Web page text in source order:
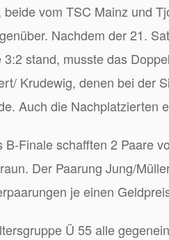
vom TSC Mainz und
Nachdem der 21.
stand, musste das
Krudewig, denen bei der
Auch die Nachplatzierten
B-Finale schafften 2 Paare
Der Paarung Jung/
je einen
Ü 55 alle